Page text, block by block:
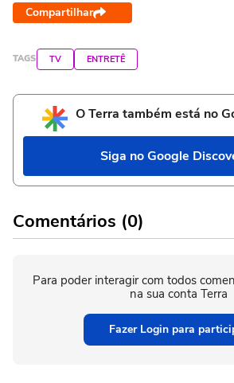
Compartilhar
TAGS TV ENTRETÊ
O Terra também está no
Siga no Google
Comentários (0)
Para poder interagir com todos
na sua conta Terra
Fazer Login para